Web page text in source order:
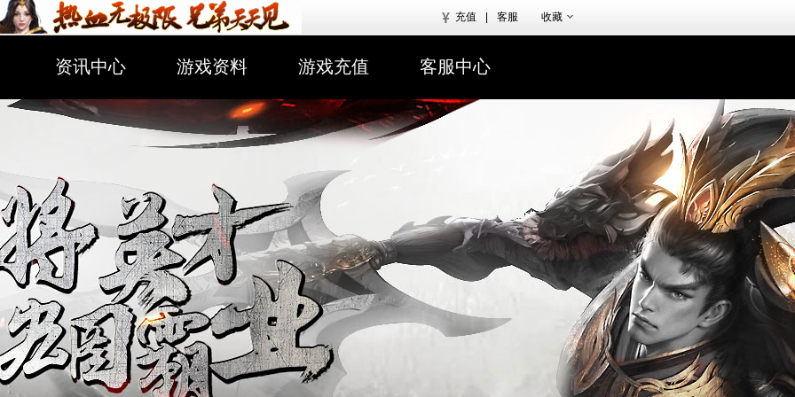
充值 客服 收藏
资讯中心 游戏资料 游戏充值 客服中心